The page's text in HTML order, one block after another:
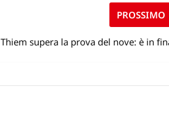
PROSSIMO
Thiem supera la prova del nove: è in